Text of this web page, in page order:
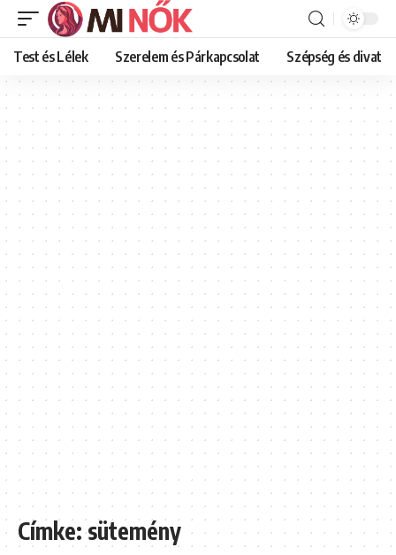
Test és Lélek Szerelem és Párkapcsolat Szépség és divat
Címke:sütemény